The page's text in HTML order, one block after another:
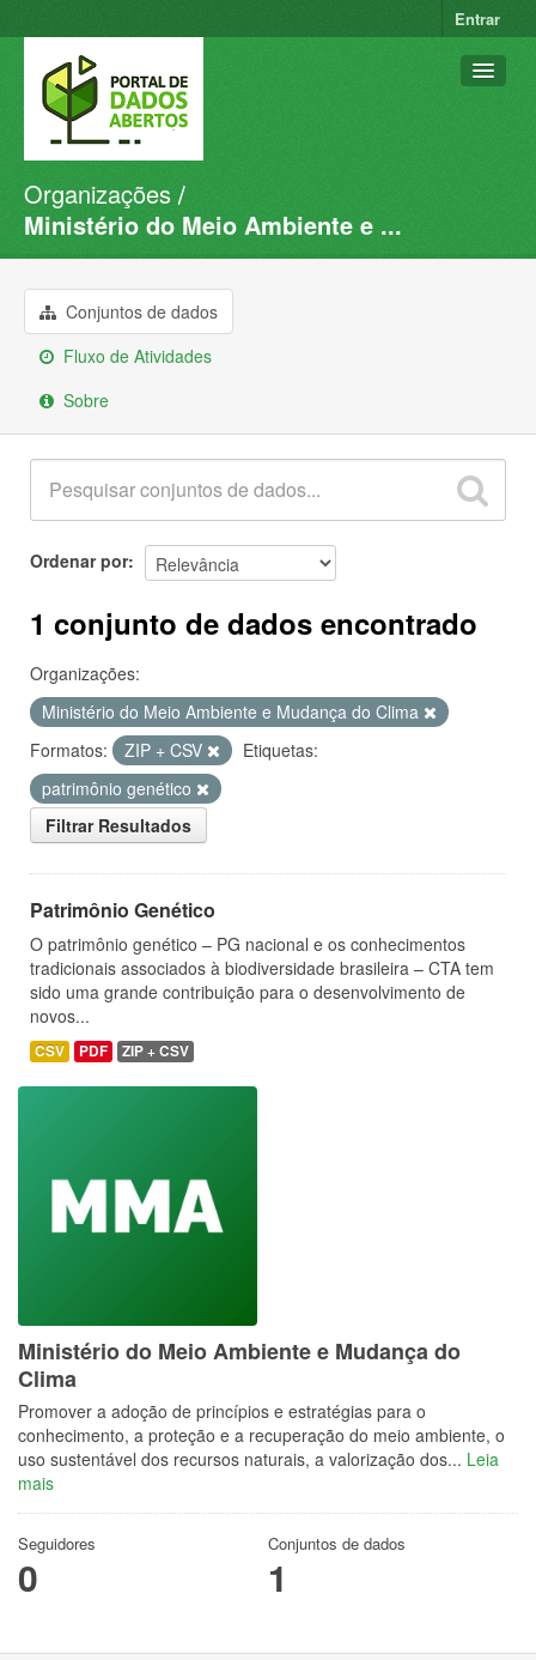
Entrar
Conjuntos de dados
Organizações
Sobre
Organizações
Ministério do Meio Ambiente e ...
Conjuntos de dados
Fluxo de Atividades
Sobre
Ordenar por
1 conjunto de dados encontrado
Organizações:
Ministério do Meio Ambiente e Mudança do Clima
Formatos:
ZIP + CSV
Etiquetas:
patrimônio genético
Filtrar Resultados
Patrimônio Genético
O patrimônio genético – PG nacional e os conhecimentos
tradicionais associados à biodiversidade brasileira – CTA tem
sido uma grande contribuição para o desenvolvimento de
novos...
CSV PDF ZIP + CSV
Ministério do Meio Ambiente e Mudança do
Clima
Promover a adoção de princípios e estratégias para o
conhecimento, a proteção e a recuperação do meio ambiente, o
uso sustentável dos recursos naturais, a valorização dos... Leia
mais
Seguidores
0
Conjuntos de dados
1